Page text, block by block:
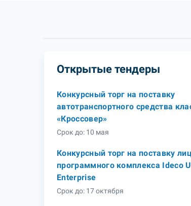
Открытые тендеры
Конкурсный торг на поставку
автотранспортного средства
«Кроссовер»
Срок до: 10 мая
Конкурсный торг на поставку
программного комплекса Ideco
Enterprise
Срок до: 17 октября